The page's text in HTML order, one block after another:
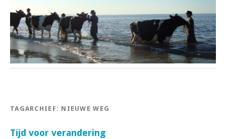
TAGARCHIEF: NIEUWE WEG
Tijd voor verandering